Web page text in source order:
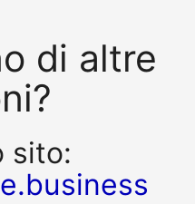
di altre
sito: